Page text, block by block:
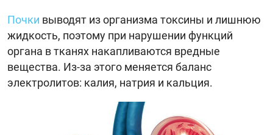
Почки выводят из организма токсины и лишнюю
жидкость, поэтому при нарушении функций
органа в тканях накапливаются вредные
вещества. Из-за этого меняется баланс
электролитов: калия, натрия и кальция.